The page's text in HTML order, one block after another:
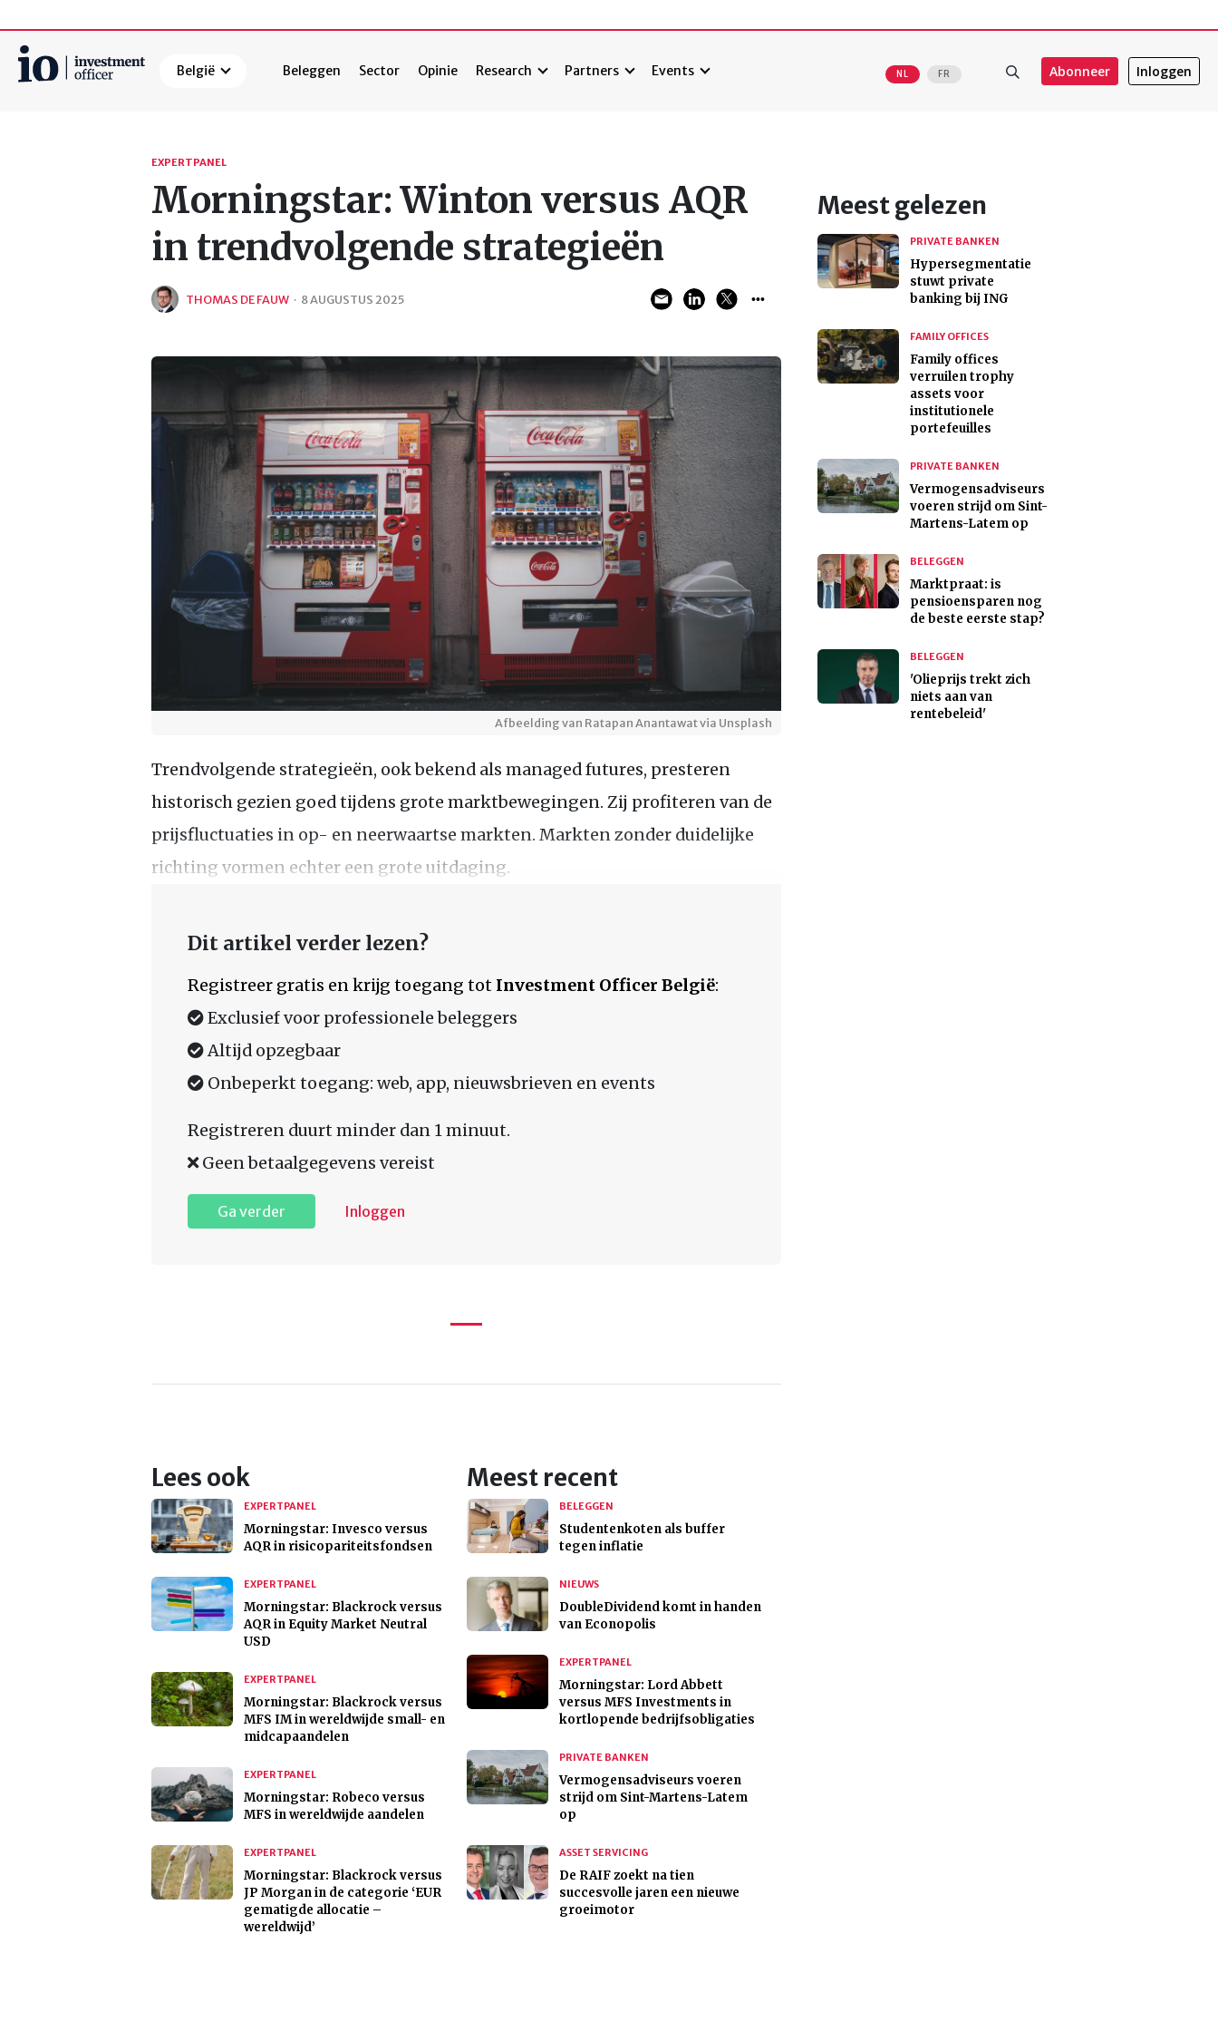
België Beleggen Sector Opinie Research Partners Events NL FR Abonneer Inloggen
EXPERTPANEL
Morningstar: Winton versus AQR
in trendvolgende strategieën
THOMAS DE FAUW · 8 AUGUSTUS 2025
Afbeelding van Ratapan Anantawat via Unsplash
Trendvolgende strategieën, ook bekend als managed futures, presteren
historisch gezien goed tijdens grote marktbewegingen. Zij profiteren van de
prijsfluctuaties in op- en neerwaartse markten. Markten zonder duidelijke
richting vormen echter een grote uitdaging.
Dit artikel verder lezen?
Registreer gratis en krijg toegang tot Investment Officer België:
Exclusief voor professionele beleggers
Altijd opzegbaar
Onbeperkt toegang: web, app, nieuwsbrieven en events
Registreren duurt minder dan 1 minuut.
Geen betaalgegevens vereist
Ga verder Inloggen
Lees ook
EXPERTPANEL
Morningstar: Invesco versus
AQR in risicopariteitsfondsen
EXPERTPANEL
Morningstar: Blackrock versus
AQR in Equity Market Neutral
USD
EXPERTPANEL
Morningstar: Blackrock versus
MFS IM in wereldwijde small- en
midcapaandelen
EXPERTPANEL
Morningstar: Robeco versus
MFS in wereldwijde aandelen
EXPERTPANEL
Morningstar: Blackrock versus
JP Morgan in de categorie ‘EUR
gematigde allocatie –
wereldwijd’
Meest recent
BELEGGEN
Studentenkoten als buffer
tegen inflatie
NIEUWS
DoubleDividend komt in handen
van Econopolis
EXPERTPANEL
Morningstar: Lord Abbett
versus MFS Investments in
kortlopende bedrijfsobligaties
PRIVATE BANKEN
Vermogensadviseurs voeren
strijd om Sint-Martens-Latem
op
ASSET SERVICING
De RAIF zoekt na tien
succesvolle jaren een nieuwe
groeimotor
Meest gelezen
PRIVATE BANKEN
Hypersegmentatie
stuwt private
banking bij ING
FAMILY OFFICES
Family offices
verruilen trophy
assets voor
institutionele
portefeuilles
PRIVATE BANKEN
Vermogensadviseurs
voeren strijd om Sint-
Martens-Latem op
BELEGGEN
Marktpraat: is
pensioensparen nog
de beste eerste stap?
BELEGGEN
'Olieprijs trekt zich
niets aan van
rentebeleid'